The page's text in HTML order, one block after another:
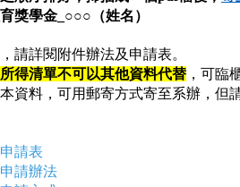
獎學金_○○○（姓名）
請詳閱附件辦法及申請表。
得清單不可以其他資料代替 ，可臨
資料，可用郵寄方式寄至系辦，但請
請表
請辦法